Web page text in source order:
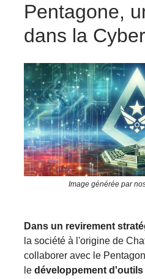
Pentagone,
dans la
Image générée par
Dans un revirement
la société à l'origine de
collaborer avec le
le développement